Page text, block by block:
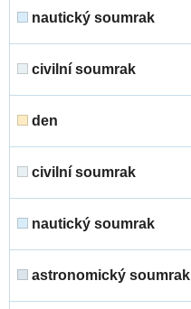
nautický soumrak
civilní soumrak
den
civilní soumrak
nautický soumrak
astronomický soumrak